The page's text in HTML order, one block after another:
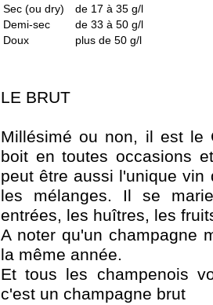
Sec (ou dry)
de 17 à 35 g/l
Demi-sec
de 33 à 50 g/l
Doux
plus de 50 g/l
LE BRUT
Millésimé ou non, il est le
boit en toutes occasions
peut être aussi l'unique
les mélanges. Il se
entrées, les huîtres, les
A noter qu'un champagne
la même année.
Et tous les champenois
c'est un champagne brut